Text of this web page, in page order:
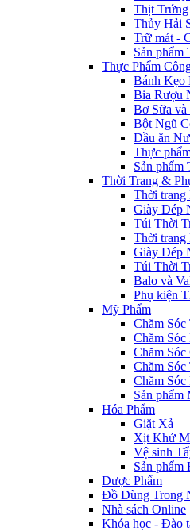
Thịt Trứng
Thủy Hải
Trữ mát -
Sản phẩm
Thực Phẩm
Bánh Kẹo
Bia Rượu
Bơ Sữa và
Bột Ngũ
Dầu ăn
Thực
Sản phẩm
Thời Trang &
Thời trang
Giày Dép
Túi Thời
Thời trang
Giày Dép
Túi Thời
Balo và
Phụ kiện
Mỹ Phẩm
Chăm Sóc
Chăm Sóc
Chăm Sóc
Chăm Sóc
Chăm
Sản phẩm
Hóa Phẩm
Giặt Xả
Xịt Khử
Vệ sinh
Sản phẩm
Dược Phẩm
Đồ Dùng Trong
Nhà sách Online
Khóa học - Đào